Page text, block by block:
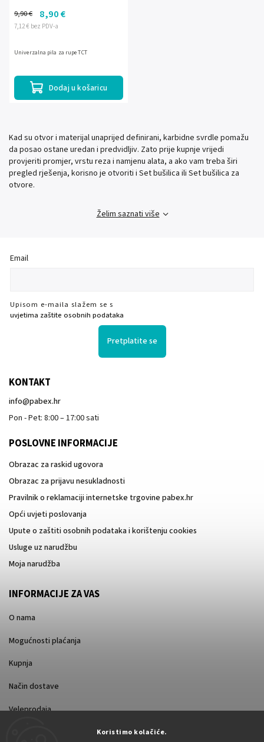
Koristimo kolačiće.
7,12 € bez PDV-a
9,90 € 8,90 €
Dodaj u košaricu
Univerzalna pila za rupe TCT
Kad su otvor i materijal unaprijed definirani, karbidne svrdle pomažu
da posao ostane uredan i predvidljiv. Zato prije kupnje vrijedi
provjeriti promjer, vrstu reza i namjenu alata, a ako vam treba širi
pregled rješenja, korisno je otvoriti i Set bušilica ili Set bušilica za
otvore.
Želim saznati više
Email
Upisom e-maila slažem se s
uvjetima zaštite osobnih podataka
Pretplatite se
KONTAKT
info@pabex.hr
Pon - Pet: 8:00 – 17:00 sati
POSLOVNE INFORMACIJE
Obrazac za raskid ugovora
Obrazac za prijavu nesukladnosti
Pravilnik o reklamaciji internetske trgovine pabex.hr
Opći uvjeti poslovanja
Upute o zaštiti osobnih podataka i korištenju cookies
Usluge uz narudžbu
Moja narudžba
INFORMACIJE ZA VAS
O nama
Mogućnosti plaćanja
Kupnja
Način dostave
Veleprodaja